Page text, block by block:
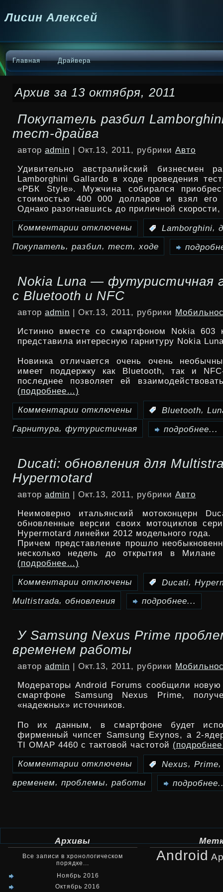
Лисин Алексей
Главная Драйвера
Архив за 13 октября, 2011
Покупатель разбил
тест-драйва
автор admin | Окт.13, 2011, рубрики Авто
Удивительно австралийский бизнесмен
Lamborghini Gallardo в ходе проведения
«РБК Style». Мужчина собирался
стоимостью 400 000 долларов и взял его
Однако разогнавшись до приличной скорости,
Комментарии
записи
разбил
Lamborghini
в
ходе
драйва
отключены Lamborghini,
Покупатель, разбил, тест, ходе
Nokia Luna — футуристичная
с Bluetooth и NFC
автор admin | Окт.13, 2011, рубрики
Истинно вместе со смартфоном Nokia 603
представила интересную гарнитуру Nokia
Новинка отличается очень очень
имеет поддержку как Bluetooth, так и
последнее позволяет ей
(подробнее…)
Комментарии
записи
Luna
—
футуристичная
гарнитура
с
Bluetooth
NFC
отключены Bluetooth,
Гарнитура, футуристичная подробнее...
Ducati: обновления для
Hypermotard
автор admin | Окт.13, 2011, рубрики Авто
Неимоверно итальянский мотоконцерн
обновленные версии своих мотоциклов
Hypermotard линейки 2012 модельного года.
Причем представление прошло
несколько недель до открытия в Милане
(подробнее…)
Комментарии
записи
обновления
для
Multistrada
и
Hypermotard
отключены Ducati,
Multistrada, обновления подробнее...
У Samsung Nexus Prime
временем работы
автор admin | Окт.13, 2011, рубрики
Модераторы Android Forums сообщили
смартфоне Samsung Nexus Prime,
«надежных» источников.
По их данным, в смартфоне будет
фирменный чипсет Samsung Exynos, а 2-
TI OMAP 4460 с тактовой частотой
Комментарии
записи
Prime
со
отключены Nexus, Prime
временем, проблемы, работы
Архивы
Все записи в хронологическом
порядке...
Ноябрь 2016
Октябрь 2016
Android